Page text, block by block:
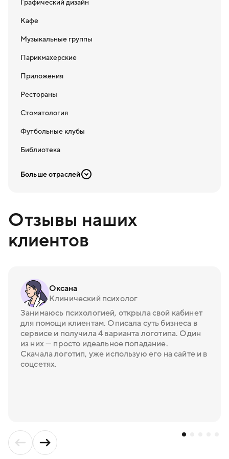
Графический дизайн
Кафе
Музыкальные группы
Парикмахерские
Приложения
Рестораны
Стоматология
Футбольные клубы
Библиотека
Больше отраслей
Отзывы наших
клиентов
Оксана
Клинический психолог
Занимаюсь психологией, открыла свой кабинет
для помощи клиентам. Описала суть бизнеса в
сервисе и получила 4 варианта логотипа. Один
из них — просто идеальное попадание.
Скачала логотип, уже использую его на сайте и в
соцсетях.